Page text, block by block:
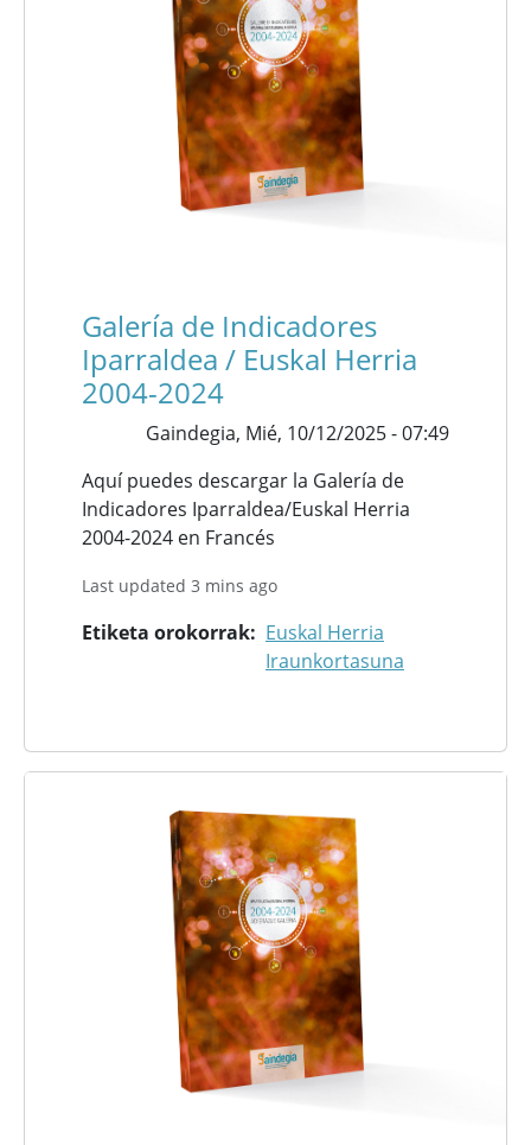
Galería de Indicadores
Iparraldea / Euskal Herria
2004-2024
Gaindegia, Mié, 10/12/2025 - 07:49
Aquí puedes descargar la Galería de
Indicadores Iparraldea/Euskal Herria
2004-2024 en Francés
Last updated 3 mins ago
Etiketa orokorrak
Euskal Herria
Iraunkortasuna